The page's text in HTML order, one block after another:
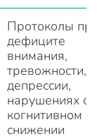
Протоколы
дефиците
внимания,
тревожности,
депрессии,
нарушениях
когнитивном
снижении